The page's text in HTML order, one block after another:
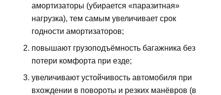
амортизаторы (убирается «паразитная»
нагрузка), тем самым увеличивает срок
годности амортизаторов;
повышают грузоподъёмность багажника без
потери комфорта при езде;
увеличивают устойчивость автомобиля при
вхождении в повороты и резких манёвров (в